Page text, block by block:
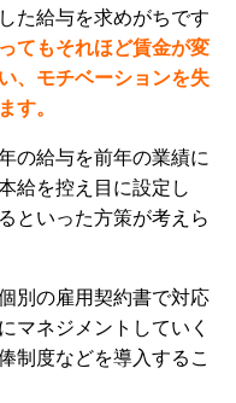
た給与を求めがちです
てもそれほど賃金が変
、モチベーションを失
す。
の給与を前年の業績に
給を控え目に設定し
といった方策が考えら
別の雇用契約書で対応
マネジメントしていく
制度などを導入するこ